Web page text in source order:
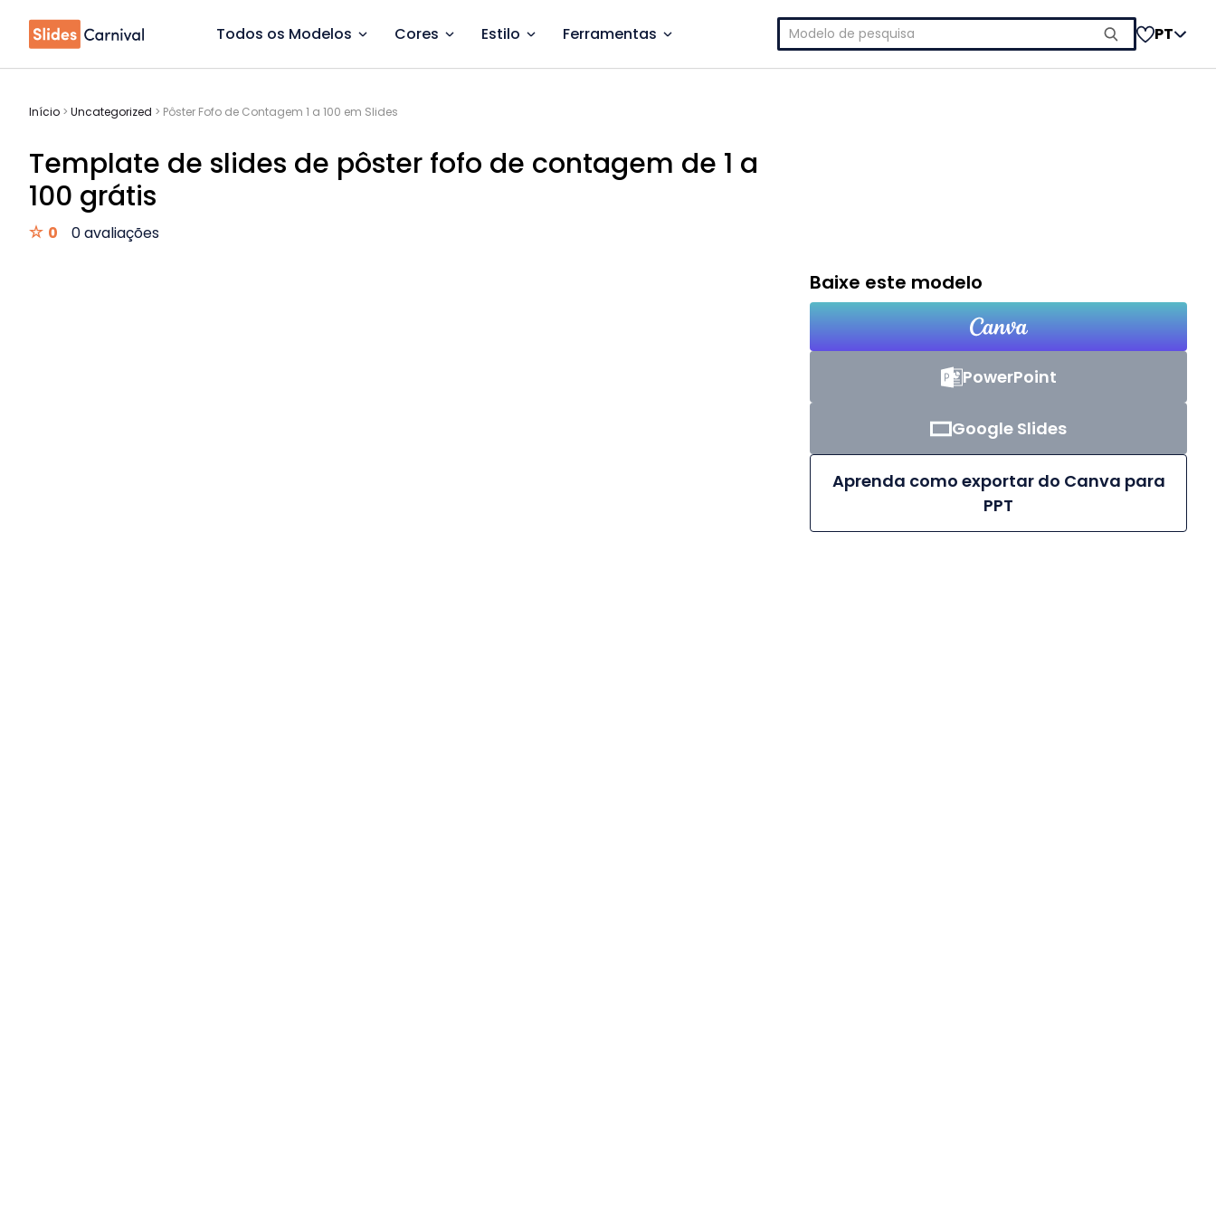
Todos os Modelos Cores Estilo Ferramentas
Pesquisar
por:
PT
Início > Uncategorized > Pôster Fofo de Contagem 1 a 100 em Slides
Template de slides de pôster fofo de contagem de 1 a
100 grátis
0 0 avaliações
Baixe este modelo
PowerPoint
Google Slides
Aprenda como exportar do Canva para
PPT